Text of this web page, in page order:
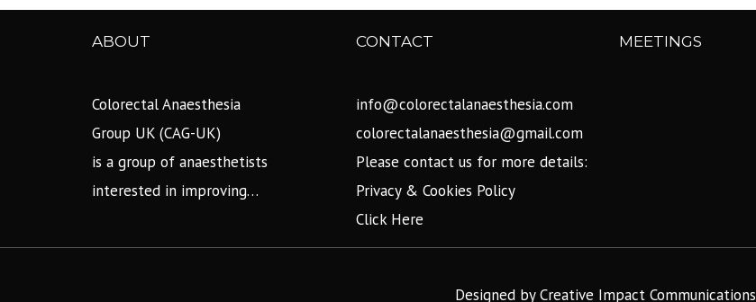
ABOUT
Colorectal Anaesthesia
Group UK (CAG-UK)
is a group of anaesthetists
interested in improving…
CONTACT
info@colorectalanaesthesia.com
colorectalanaesthesia@gmail.com
Please contact us for more details:
Privacy & Cookies Policy
Click Here
MEETINGS
Designed by Creative Impact Communications